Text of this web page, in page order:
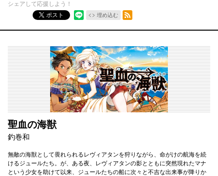
シェアして応援しよう！
ポスト
埋め込む
RSSフィード
聖血の海獣
釣巻和
無敵の海獣として畏れられるレヴィアタンを狩りながら、命がけの航海を続
けるジュールたち。が、ある夜、レヴィアタンの影とともに突然現れたマナ
という少女を助けて以来、ジュールたちの船に次々と不吉な出来事が降りか